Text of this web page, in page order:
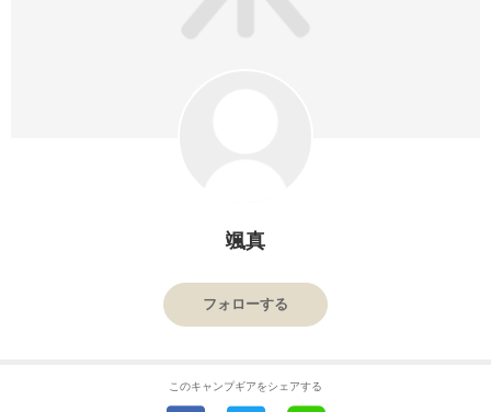
颯真
フォローする
このキャンプギアをシェアする